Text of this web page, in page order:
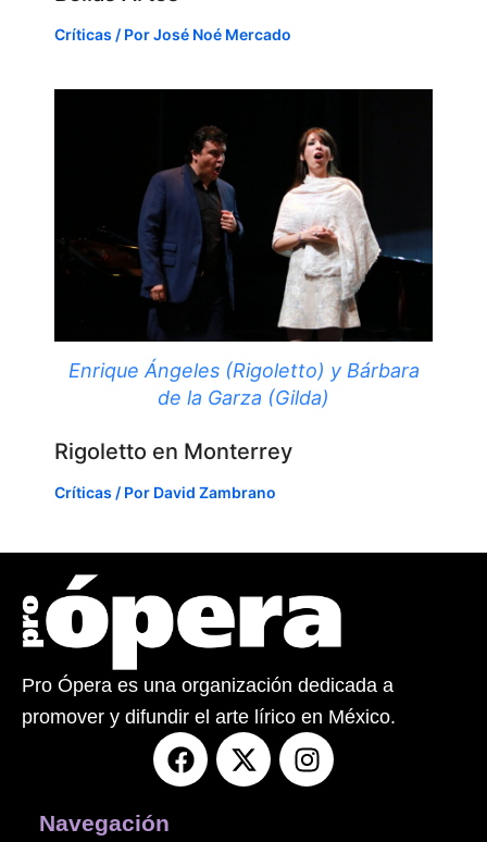
Críticas / PorJosé Noé Mercado
Enrique Ángeles (Rigoletto) y Bárbara
de la Garza (Gilda)
Rigoletto en Monterrey
Críticas / Por David Zambrano
Pro Ópera es una organización dedicada a
promover y difundir el arte lírico en México.
F
a
X
-
I
n
Navegación